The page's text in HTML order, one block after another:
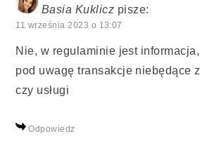
Basia Kuklicz pisze:
11 września 2023 o 13:07
Nie, w regulaminie jest
pod uwagę transakcje niebędące
czy usługi
Odpowiedz